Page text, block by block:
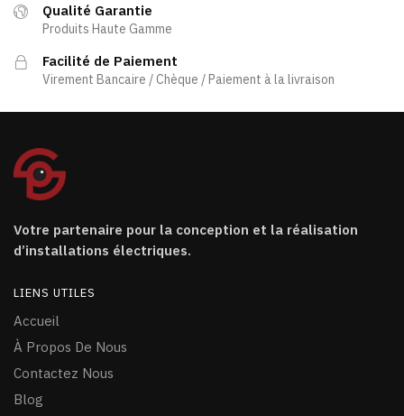
Qualité Garantie
Produits Haute Gamme
Facilité de Paiement
Virement Bancaire / Chèque / Paiement à la livraison
Votre partenaire pour la conception et la réalisation
d’installations électriques.
LIENS UTILES
Accueil
À Propos De Nous
Contactez Nous
Blog